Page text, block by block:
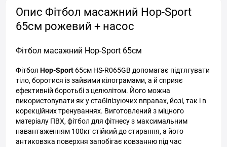
Опис Фітбол масажний Hop-Sport
65см рожевий + насос
Фітбол масажний Hop-Sport 65см
Фітбол Hop-Sport 65см HS-R065GB допомагає підтягувати
тіло, боротися із зайвими кілограмами, а й сприяє
ефективній боротьбі з целюлітом. Його можна
використовувати як у стабілізуючих вправах, йозі, так і в
корекційних тренуваннях. Виготовлений з міцного
матеріалу ПВХ, фітбол для фітнесу з максимальним
навантаженням 100кг стійкий до стирання, а його
антиковзка поверхня запобігає ковзанню під час